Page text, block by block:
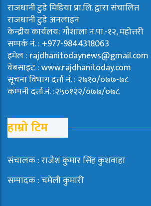
राजधानी टुडे मिडिया प्रा.लि. द्वारा संचालित
राजधानी टुडे अनलाइन
केन्द्रीय कार्यलय: गौशाला न.पा.-१२, महोत्तरी
सम्पर्क नं. : +977-9844318063
इमेल : rajdhanitodaynews@gmail.com
वेबसाइट : www.rajdhanitoday.com
सूचना विभाग दर्ता नं. : २७१०/०७७-७८
कम्पनी दर्ता.नं. :२५०१२२/०७७/०७८
हाम्रो टिम
संचालक : राजेश कुमार सिंह कुशवाहा
सम्पादक : चमेली कुमारी